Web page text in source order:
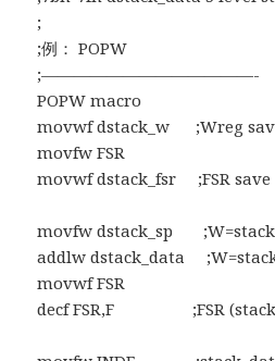
;
;例： POPW
;—————————————-
POPW macro
movwf dstack_w ;Wreg
movfw FSR
movwf dstack_fsr ;FSR save
movfw dstack_sp ;W=stack
addlw dstack_data
movwf FSR
decf FSR,F ;FSR